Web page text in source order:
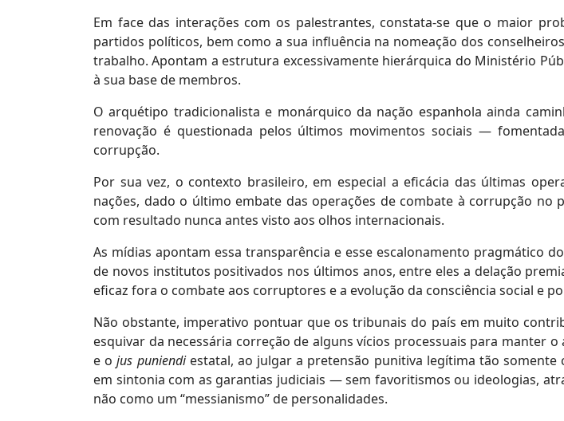
Em face das interações com os palestrantes, constata-se que o maior
partidos políticos, bem como a sua influência na nomeação dos
trabalho. Apontam a estrutura excessivamente hierárquica do Ministério
à sua base de membros.
O arquétipo tradicionalista e monárquico da nação espanhola ainda
renovação é questionada pelos últimos movimentos sociais —
corrupção.
Por sua vez, o contexto brasileiro, em especial a eficácia das últimas
nações, dado o último embate das operações de combate à corrupção
com resultado nunca antes visto aos olhos internacionais.
As mídias apontam essa transparência e esse escalonamento pragmático
de novos institutos positivados nos últimos anos, entre eles a delação
eficaz fora o combate aos corruptores e a evolução da consciência social e
Não obstante, imperativo pontuar que os tribunais do país em muito
esquivar da necessária correção de alguns vícios processuais para manter
e ojus puniendiestatal, ao julgar a pretensão punitiva legítima tão somente
em sintonia com as garantias judiciais — sem favoritismos ou ideologias,
não como um “messianismo” de personalidades.